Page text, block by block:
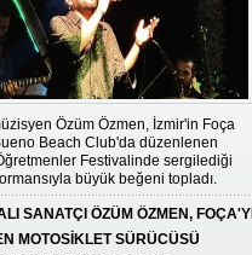
MÜTEDEYYİN MAHALLE VE
DAVUTOĞLU
TARIK ÇELENK
ATATÜRK’ÜN İZİNDE OTELLER
NİZAMETTİN ŞEN
HAYAT ŞİMDİ BAŞLIYOR:
ERTELEME, YAŞA!
DİLEK DEMİRKAN
Özüm Özmen, İzmir'in Foça
Beach Club'da düzenlenen
Festivalinde sergilediği
büyük beğeni topladı.
SANATÇI ÖZÜM ÖZMEN, FOÇA'YI
MOTOSİKLET SÜRÜCÜSÜ